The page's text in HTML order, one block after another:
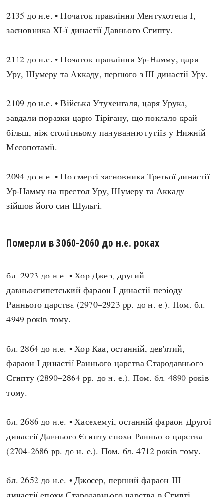
2135 до н.е. • Початок правління Ментухотепа I,
засновника XI-ї династії Давнього Єгипту.
2112 до н.е. • Початок правління Ур-Намму, царя
Уру, Шумеру та Аккаду, першого з III династії Уру.
2109 до н.е. • Війська Утухенгаля, царяУрука,
завдали поразки царю Тірігану, що поклало край
більш, ніж столітньому пануванню гутіїв у Нижній
Месопотамії.
2094 до н.е. • По смерті засновника Третьої династії
Ур-Намму на престол Уру, Шумеру та Аккаду
зійшов його син Шульгі.
Померли в 3060-2060 до н.е. роках
бл. 2923 до н.е. • Хор Джер, другий
давньоєгипетський фараон I династії періоду
Раннього царства (2970–2923 рр. до н. е.). Пом. бл.
4949 років тому.
бл. 2864 до н.е. • Хор Каа, останній, дев'ятий,
фараон I династії Раннього царства Стародавнього
Єгипту (2890–2864 рр. до н. е.). Пом. бл. 4890 років
тому.
бл. 2686 до н.е. • Хасехемуі, останній фараон Другої
династії Давнього Єгипту епохи Раннього царства
(2704-2686 рр. до н. е.). Пом. бл. 4712 років тому.
бл. 2652 до н.е. • Джосер, перший фараон III
династії епохи Стародавнього царства в Єгипті